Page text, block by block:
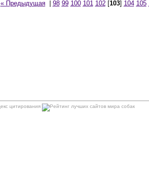
« Предыдущая| 98 99 100 101 102[103] 104 105